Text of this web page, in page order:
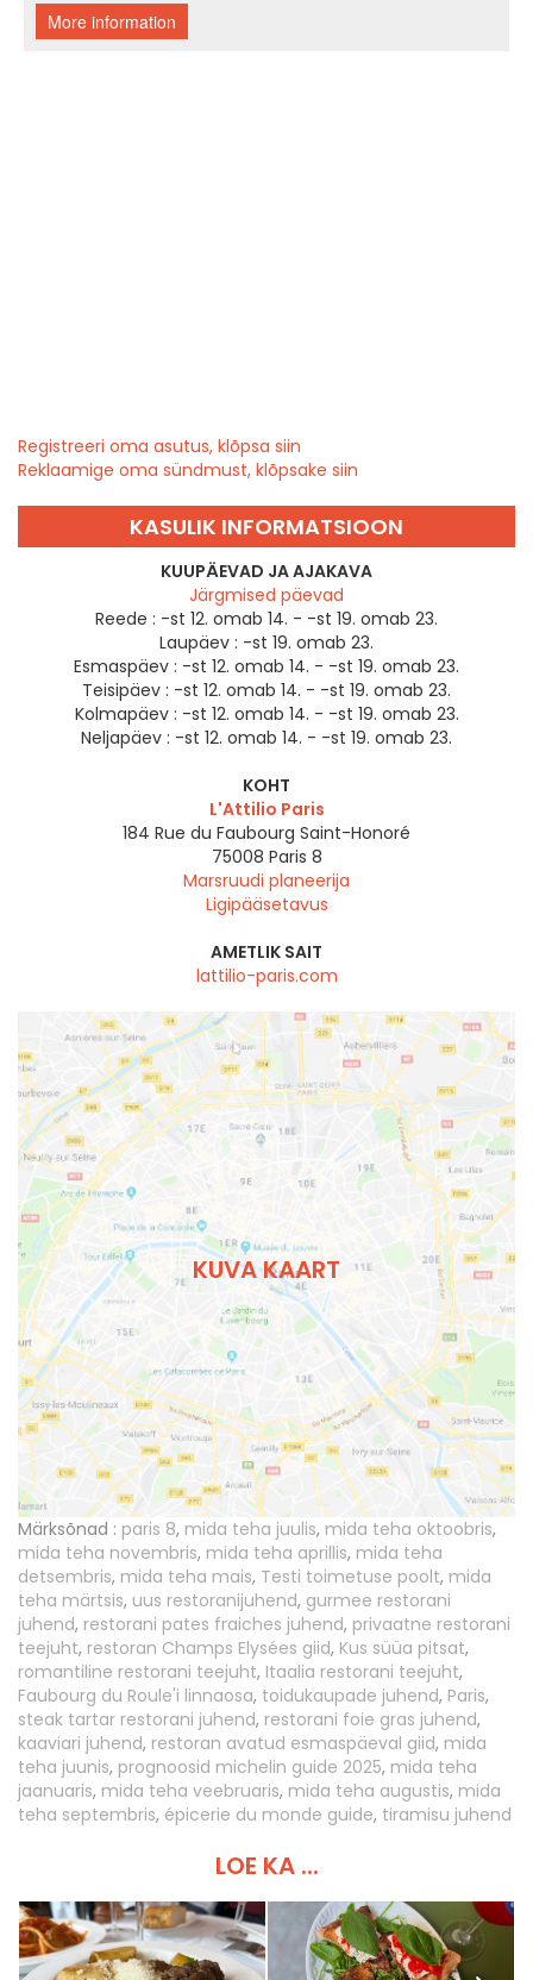
Registreeri oma asutus, klõpsa siin
Reklaamige oma sündmust, klõpsake siin
KASULIK INFORMATSIOON
KUUPÄEVAD JA AJAKAVA
Järgmised päevad
Reede : -st 12. omab 14. - -st 19. omab 23.
Laupäev : -st 19. omab 23.
Esmaspäev : -st 12. omab 14. - -st 19. omab 23.
Teisipäev : -st 12. omab 14. - -st 19. omab 23.
Kolmapäev : -st 12. omab 14. - -st 19. omab 23.
Neljapäev : -st 12. omab 14. - -st 19. omab 23.
KOHT
L'Attilio Paris
184 Rue du Faubourg Saint-Honoré
75008 Paris 8
Marsruudi planeerija
Ligipääsetavus
AMETLIK SAIT
lattilio-paris.com
KUVA KAART
Märksõnad : paris 8, mida teha juulis, mida teha oktoobris,
mida teha novembris, mida teha aprillis, mida teha
detsembris, mida teha mais, Testi toimetuse poolt, mida
teha märtsis, uus restoranijuhend, gurmee restorani
juhend, restorani pates fraiches juhend, privaatne restorani
teejuht, restoran Champs Elysées giid, Kus süüa pitsat,
romantiline restorani teejuht, Itaalia restorani teejuht,
Faubourg du Roule'i linnaosa, toidukaupade juhend, Paris,
steak tartar restorani juhend, restorani foie gras juhend,
kaaviari juhend, restoran avatud esmaspäeval giid, mida
teha juunis, prognoosid michelin guide 2025, mida teha
jaanuaris, mida teha veebruaris, mida teha augustis, mida
teha septembris, épicerie du monde guide, tiramisu juhend
LOE KA ...